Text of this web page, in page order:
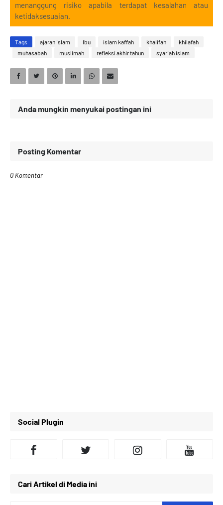
menanggung risiko apabila terdapat kesalahan atau
ketidaksesuaian.
Tags ajaran islam Ibu islam kaffah khalifah
khilafah
muhasabah
muslimah refleksi akhir tahun syariah islam
Anda mungkin menyukai postingan ini
Posting Komentar
0 Komentar
Social Plugin
Cari Artikel di Media ini